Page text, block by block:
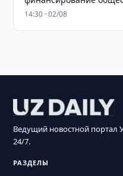
14:30 · 02/08
Ведущий новостной портал
24/7.
РАЗДЕЛЫ